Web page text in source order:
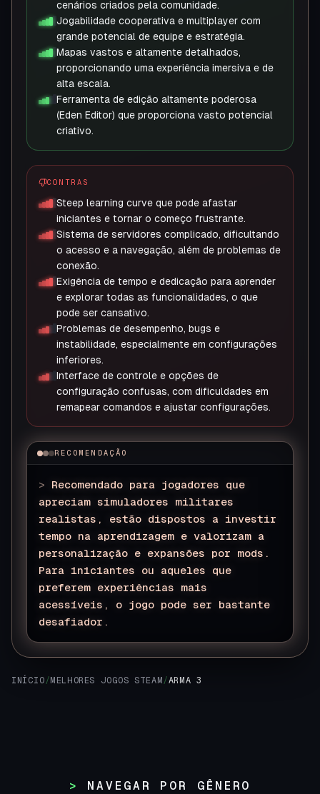
cenários criados pela comunidade.
Jogabilidade cooperativa e multiplayer com
grande potencial de equipe e estratégia.
Mapas vastos e altamente detalhados,
proporcionando uma experiência imersiva e de
alta escala.
Ferramenta de edição altamente poderosa
(Eden Editor) que proporciona vasto potencial
criativo.
CONTRAS
Steep learning curve que pode afastar
iniciantes e tornar o começo frustrante.
Sistema de servidores complicado, dificultando
o acesso e a navegação, além de problemas de
conexão.
Exigência de tempo e dedicação para aprender
e explorar todas as funcionalidades, o que
pode ser cansativo.
Problemas de desempenho, bugs e
instabilidade, especialmente em configurações
inferiores.
Interface de controle e opções de
configuração confusas, com dificuldades em
remapear comandos e ajustar configurações.
RECOMENDAÇÃO
> Recomendado para jogadores que
apreciam simuladores militares
realistas, estão dispostos a investir
tempo na aprendizagem e valorizam a
personalização e expansões por mods.
Para iniciantes ou aqueles que
preferem experiências mais
acessíveis, o jogo pode ser bastante
desafiador.
INÍCIO / MELHORES JOGOS STEAM /ARMA 3
NAVEGAR POR GÊNERO